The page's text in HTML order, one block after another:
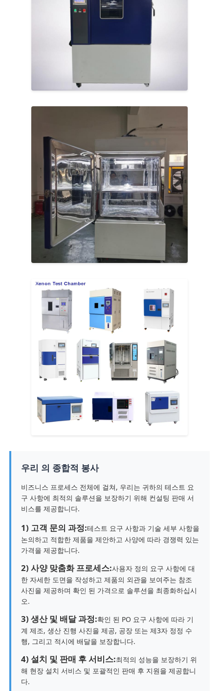
우리 의 종합적 봉사
비즈니스 프로세스 전체에 걸쳐, 우리는 귀하의 테스트 요
구 사항에 최적의 솔루션을 보장하기 위해 컨설팅 판매 서
비스를 제공합니다.
1) 고객 문의 과정:테스트 요구 사항과 기술 세부 사항을
논의하고 적합한 제품을 제안하고 사양에 따라 경쟁력 있는
가격을 제공합니다.
2) 사양 맞춤화 프로세스:사용자 정의 요구 사항에 대
한 자세한 도면을 작성하고 제품의 외관을 보여주는 참조
사진을 제공하며 확인 된 가격으로 솔루션을 최종화하십시
오.
3) 생산 및 배달 과정:확인 된 PO 요구 사항에 따라 기
계 제조, 생산 진행 사진을 제공, 공장 또는 제3자 정정 수
행, 그리고 적시에 배달을 보장합니다.
4) 설치 및 판매 후 서비스:최적의 성능을 보장하기 위
해 현장 설치 서비스 및 포괄적인 판매 후 지원을 제공합니
다.